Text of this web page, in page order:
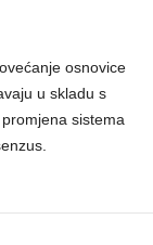
osnovice
u skladu s
sistema